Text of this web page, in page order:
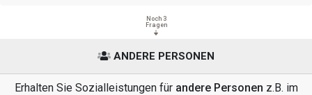
Noch 3
Fragen
ANDERE PERSONEN
Erhalten Sie Sozialleistungen für andere Personen z.B. im